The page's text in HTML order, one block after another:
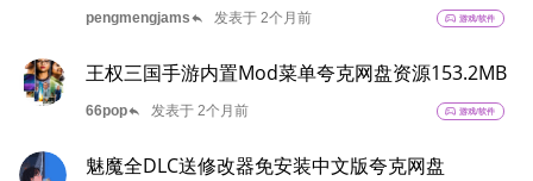
pengmengjamsreply 发表于 2个月前 sports_esports 游戏/软件
王权三国手游内置Mod菜单夸克网盘资源153.2MB
66popreply 发表于 2个月前 sports_esports 游戏/软件
魅魔全DLC送修改器免安装中文版夸克网盘